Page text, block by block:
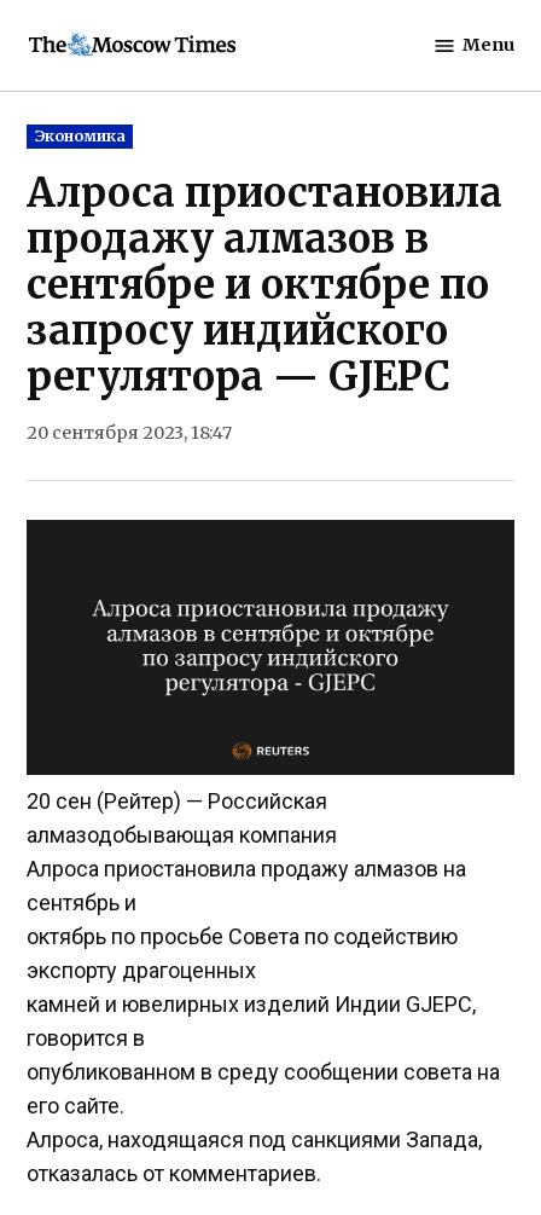
Moscow
Menu
Posted
in
Экономика
Алроса приостановила
продажу алмазов в
сентябре и октябре по
запросу индийского
регулятора — GJEPC
20 сентября 2023, 18:47
20 сен (Рейтер) — Российская
алмазодобывающая компания
Алроса приостановила продажу алмазов на
сентябрь и
октябрь по просьбе Совета по содействию
экспорту драгоценных
камней и ювелирных изделий Индии GJEPC,
говорится в
опубликованном в среду сообщении совета на
его сайте.
Алроса, находящаяся под санкциями Запада,
отказалась от комментариев.